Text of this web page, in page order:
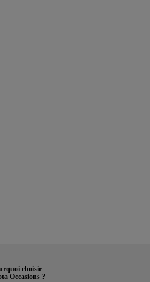
choisir
Occasions ?